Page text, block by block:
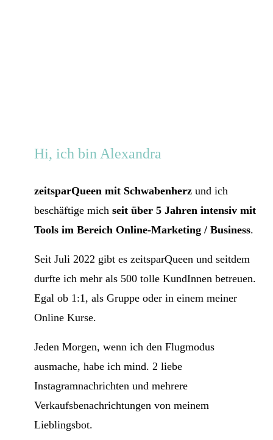
Hi, ich bin Alexandra
zeitsparQueen mit Schwabenherz und ich
beschäftige mich seit über 5 Jahren intensiv mit
Tools im Bereich Online-Marketing / Business.
Seit Juli 2022 gibt es zeitsparQueen und seitdem
durfte ich mehr als 500 tolle KundInnen betreuen.
Egal ob 1:1, als Gruppe oder in einem meiner
Online Kurse.
Jeden Morgen, wenn ich den Flugmodus
ausmache, habe ich mind. 2 liebe
Instagramnachrichten und mehrere
Verkaufsbenachrichtungen von meinem
Lieblingsbot.